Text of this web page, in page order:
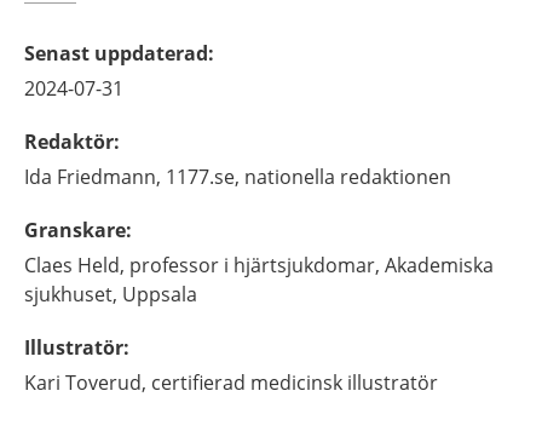
Senast uppdaterad:
2024-07-31
Redaktör:
Ida Friedmann, 1177.se, nationella redaktionen
Granskare:
Claes Held, professor i hjärtsjukdomar, Akademiska
sjukhuset, Uppsala
Illustratör:
Kari Toverud, certifierad medicinsk illustratör